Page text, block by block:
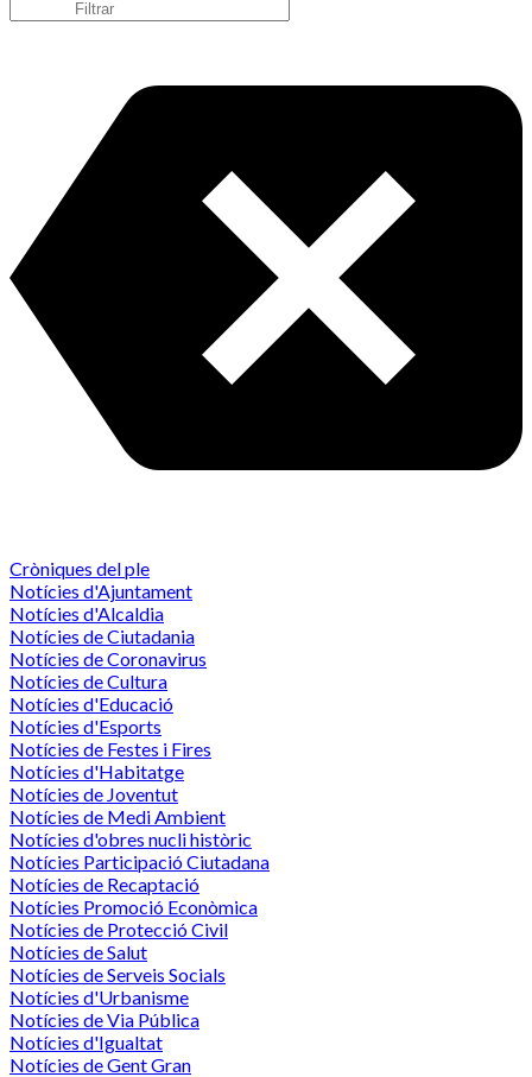
Cròniques del ple
Notícies d'Ajuntament
Notícies d'Alcaldia
Notícies de Ciutadania
Notícies de Coronavirus
Notícies de Cultura
Notícies d'Educació
Notícies d'Esports
Notícies de Festes i Fires
Notícies d'Habitatge
Notícies de Joventut
Notícies de Medi Ambient
Notícies d'obres nucli històric
Notícies Participació Ciutadana
Notícies de Recaptació
Notícies Promoció Econòmica
Notícies de Protecció Civil
Notícies de Salut
Notícies de Serveis Socials
Notícies d'Urbanisme
Notícies de Via Pública
Notícies d'Igualtat
Notícies de Gent Gran